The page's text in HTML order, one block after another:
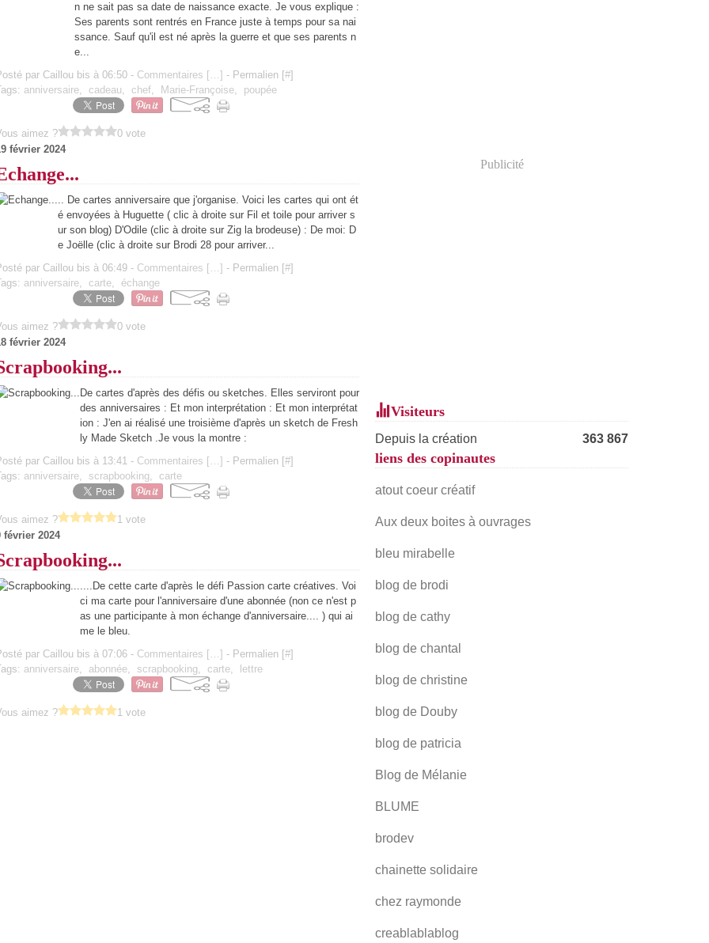
n ne sait pas sa date de naissance exacte. Je vous explique :
Ses parents sont rentrés en France juste à temps pour sa nai
ssance. Sauf qu'il est né après la guerre et que ses parents n
e...
par Caillou bis à 06:50 - Commentaires [ …] - Permalien [#]
anniversaire, cadeau, chef, Marie-Françoise, poupée
aimez ?
0 vote
février 2024
.. De cartes anniversaire que j'organise. Voici les cartes qui ont ét
é envoyées à Huguette ( clic à droite sur Fil et toile pour arriver s
ur son blog) D'Odile (clic à droite sur Zig la brodeuse) : De moi: D
e Joëlle (clic à droite sur Brodi 28 pour arriver...
par Caillou bis à 06:49 - Commentaires [ …] - Permalien [#]
anniversaire, carte, échange
aimez ?
0 vote
février 2024
De cartes d'après des défis ou sketches. Elles serviront pour
des anniversaires : Et mon interprétation : Et mon interprétat
ion : J'en ai réalisé une troisième d'après un sketch de Fresh
ly Made Sketch .Je vous la montre :
par Caillou bis à 13:41 - Commentaires [ …] - Permalien [#]
anniversaire, scrapbooking, carte
aimez ?
1 vote
février 2024
....De cette carte d'après le défi Passion carte créatives. Voi
ci ma carte pour l'anniversaire d'une abonnée (non ce n'est p
as une participante à mon échange d'anniversaire.... ) qui ai
me le bleu.
par Caillou bis à 07:06 - Commentaires [ …] - Permalien [#]
anniversaire, abonnée, scrapbooking, carte, lettre
aimez ? 1 vote
Publicité
Visiteurs
Depuis la création 363 867
liens des copinautes
atout coeur créatif
Aux deux boites à ouvrages
bleu mirabelle
blog de brodi
blog de cathy
blog de chantal
blog de christine
blog de Douby
blog de patricia
Blog de Mélanie
BLUME
brodev
chainette solidaire
chez raymonde
creablablablog